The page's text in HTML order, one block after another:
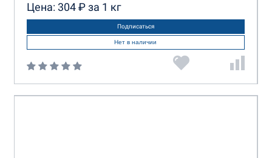
Цена: 304 ₽ за 1 кг
Подписаться
Нет в наличии